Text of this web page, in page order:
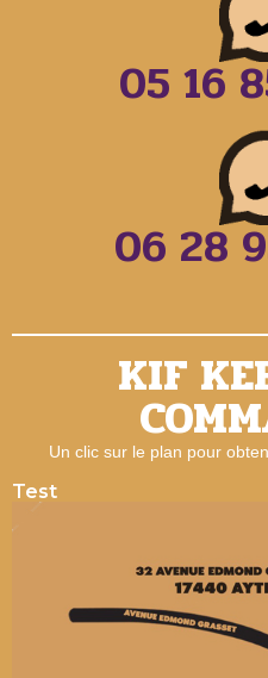
05 16
06 28
KIF
Un clic sur le plan pour
Test